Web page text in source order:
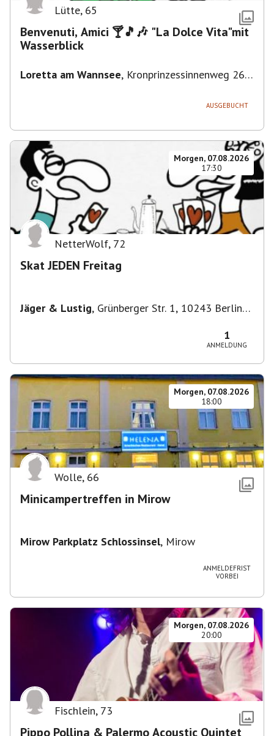
Lütte, 65
Benvenuti, Amici 🍸🎵🎶 "La Dolce Vita"mit
Wasserblick
Loretta am Wannsee, Kronprinzessinnenweg 260,
AUSGEBUCHT
Morgen, 07.08.2026
17:30
NetterWolf, 72
Skat JEDEN Freitag
Jäger & Lustig, Grünberger Str. 1, 10243 Berlin-
1
ANMELDUNG
Morgen, 07.08.2026
18:00
Wolle, 66
Minicampertreffen in Mirow
Mirow Parkplatz Schlossinsel, Mirow
ANMELDEFRIST
VORBEI
Morgen, 07.08.2026
20:00
Fischlein, 73
Pippo Pollina & Palermo Acoustic Quintet